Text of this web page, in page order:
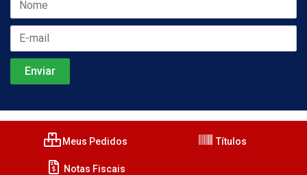
Meus Pedidos Títulos
Notas Fiscais